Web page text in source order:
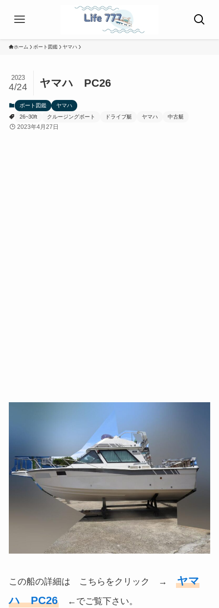
ホーム ボート図鑑 ヤマハ
ヤマハ PC26
2023
4/24
ボート図鑑
ヤマハ
26~30ft
クルージングボート ドライブ艇 ヤマハ 中古艇
2023年4月27日
この船の詳細は こちらをクリック → ヤマ
ハ PC26←でご覧下さい。